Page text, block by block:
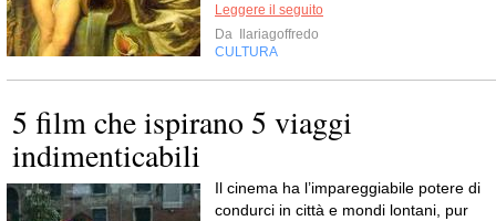
Leggere il seguito
Da Ilariagoffredo
CULTURA
5 film che ispirano 5 viaggi
indimenticabili
Il cinema ha l’impareggiabile potere di
condurci in città e mondi lontani, pur